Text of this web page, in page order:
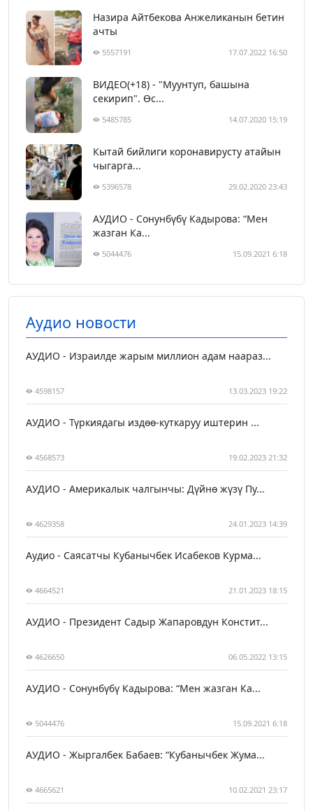
Назира Айтбекова Анжеликанын бетин
ачты
5557191 17.07.2022 16:50
ВИДЕО(+18) - "Муунтуп, башына
секирип". Өс...
5485785 14.07.2020 15:19
Кытай бийлиги коронавирусту атайын
чыгарга...
5396578 29.02.2020 23:43
АУДИО - Сонунбүбү Кадырова: “Мен
жазган Ка...
5044476 15.09.2021 6:18
Аудио новости
АУДИО - Израилде жарым миллион адам наараз...
4598157 13.03.2023 19:22
АУДИО - Түркиядагы издөө-куткаруу иштерин ...
4568573 19.02.2023 21:32
АУДИО - Америкалык чалгынчы: Дүйнө жүзү Пу...
4629358 24.01.2023 14:39
Аудио - Саясатчы Кубанычбек Исабеков Курма...
4664521 21.01.2023 18:15
АУДИО - Президент Садыр Жапаровдун Констит...
4626650 06.05.2022 13:15
АУДИО - Сонунбүбү Кадырова: “Мен жазган Ка...
5044476 15.09.2021 6:18
АУДИО - Жыргалбек Бабаев: “Кубанычбек Жума...
4665621 10.02.2021 23:17